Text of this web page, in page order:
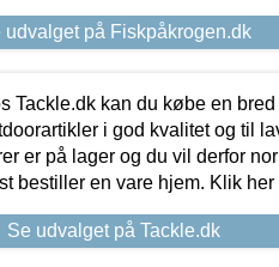
udvalget på Fiskpåkrogen.dk
Tackle.dk kan du købe en
i god kvalitet og til
er på lager og du vil derfor
bestiller en vare hjem. Klik
Se udvalget på Tackle.dk